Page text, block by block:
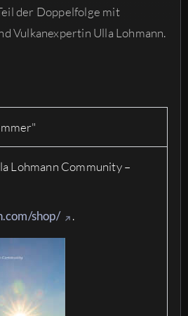
der Doppelfolge mit
Vulkanexpertin Ulla Lohmann.
Lohmann Community –
shop/
.